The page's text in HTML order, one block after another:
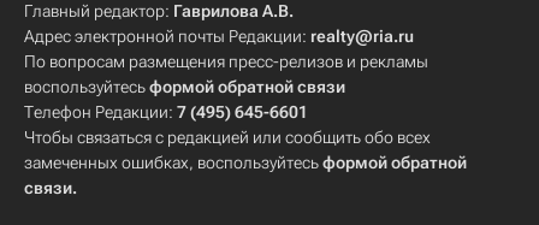
Главный редактор: Гаврилова А.В.
Адрес электронной почты Редакции: realty@ria.ru
По вопросам размещения пресс-релизов и рекламы
воспользуйтесьформой обратной связи
Телефон Редакции: 7 (495) 645-6601
Чтобы связаться с редакцией или сообщить обо всех
замеченных ошибках, воспользуйтесьформой обратной
связи.